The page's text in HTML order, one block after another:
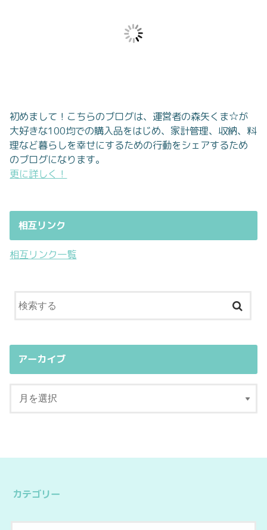
初めまして！こちらのブログは、運営者の森矢くま☆が
大好きな100均での購入品をはじめ、家計管理、収納、料
理など暮らしを幸せにするための行動をシェアするため
のブログになります。
更に詳しく！
相互リンク
相互リンク一覧
アーカイブ
カテゴリー